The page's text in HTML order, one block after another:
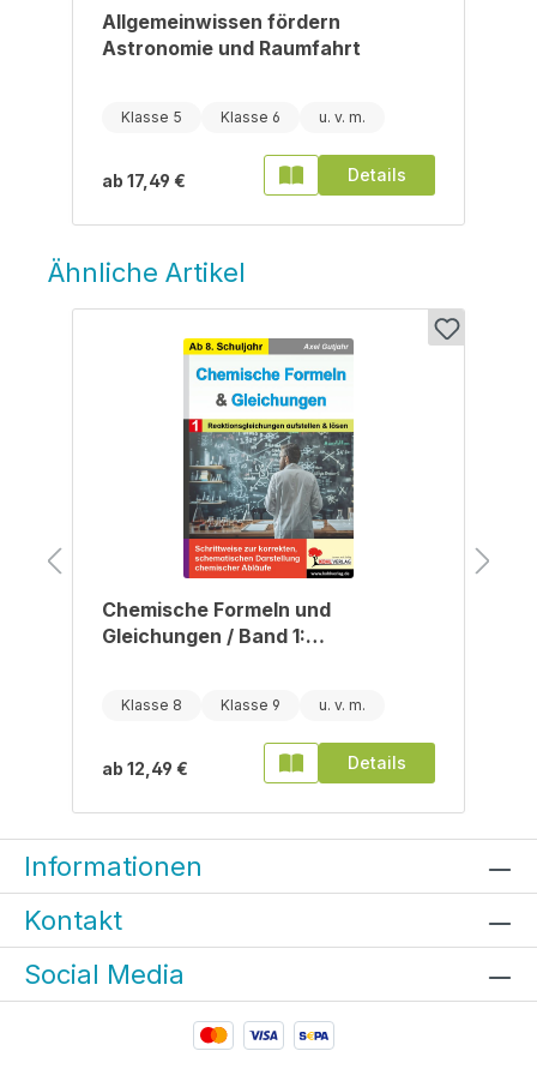
Allgemeinwissen fördern
Astronomie und Raumfahrt
Klasse 5 Klasse 6
ab 17,49 € Details
Ähnliche Artikel
Chemische Formeln und
Gleichungen / Band 1:
Klasse 8 Klasse 9
ab 12,49 € Details
Informationen
Kontakt
Social Media